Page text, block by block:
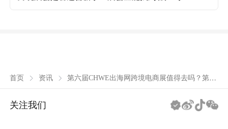
首页 资讯
第六届CHWE出海网跨境电商展值得去吗？第六
关注我们